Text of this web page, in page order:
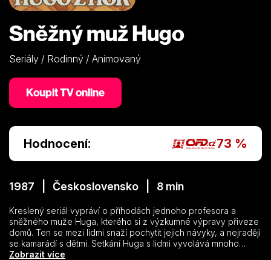
Sněžný muž Hugo
Seriály / Rodinný / Animovaný
Koupit TV online
Hodnocení: 73 %
1987 | Československo | 8 min
Kreslený seriál vypráví o příhodách jednoho profesora a
sněžného muže Huga, kterého si z výzkumné výpravy přiveze
domů. Ten se mezi lidmi snaží pochytit jejich návyky, a nejraději
se kamarádí s dětmi. Setkání Huga s lidmi vyvolává mnoho
veselých příhod a zápletek, přesto by se ale Hugo zase rád
Zobrazit více